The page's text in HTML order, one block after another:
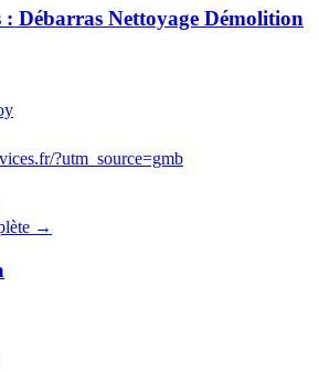
: Débarras Nettoyage Démolition
?utm_source=gmb
→